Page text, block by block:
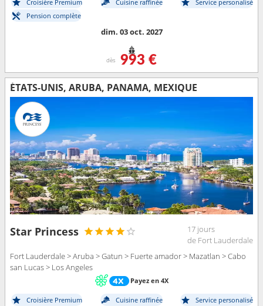
Croisière Premium Cuisine raffinée
Service personalisé
Pension complète
dim. 03 oct. 2027
dès 993 €
ÉTATS-UNIS, ARUBA, PANAMA, MEXIQUE
Star Princess
17 jours
de Fort Lauderdale
Fort Lauderdale > Aruba > Gatun > Fuerte amador > Mazatlan > Cabo
san Lucas > Los Angeles
Payez en 4X
Croisière Premium Cuisine raffinée
Service personalisé